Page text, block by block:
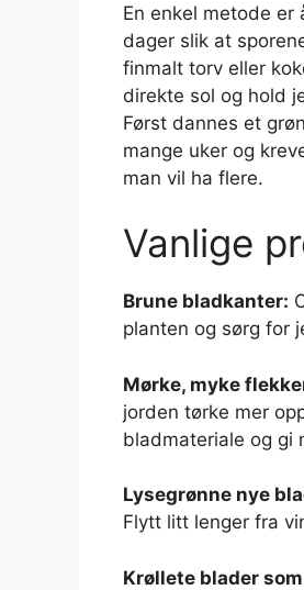
En enkel metode
dager slik at
finmalt torv eller
direkte sol og hold
Først dannes et
mange uker og
man vil ha flere.
Vanlige
Brune bladkanter:
planten og sørg for
Mørke, myke
jorden tørke mer
bladmateriale og gi
Lysegrønne nye
Flytt litt lenger fra
Krøllete blader